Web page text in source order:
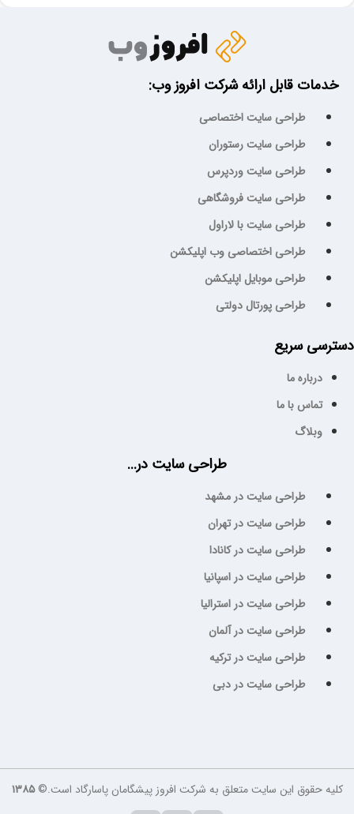
خدمات قابل ارائه شرکت افروز وب:
طراحی سایت اختصاصی
طراحی سایت رستوران
طراحی سایت وردپرس
طراحی سایت فروشگاهی
طراحی سایت با لاراول
طراحی اختصاصی وب اپلیکشن
طراحی موبایل اپلیکشن
طراحی پورتال دولتی
دسترسی سریع
درباره ما
تماس با ما
وبلاگ
طراحی سایت در...
طراحی سایت در مشهد
طراحی سایت در تهران
طراحی سایت در کانادا
طراحی سایت در اسپانیا
طراحی سایت در استرالیا
طراحی سایت در آلمان
طراحی سایت در ترکیه
طراحی سایت در دبی
کلیه حقوق این سایت متعلق به شرکت افروز پیشگامان پاسارگاد است.©۱۳۸۵